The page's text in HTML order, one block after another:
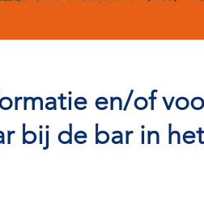
en/of
bij de bar in